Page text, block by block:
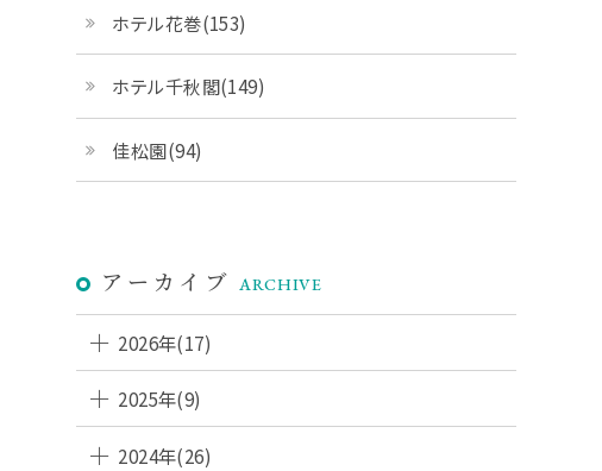
ホテル花巻(153)
ホテル千秋閣(149)
佳松園(94)
アーカイブ ARCHIVE
2026年(17)
2025年(9)
2024年(26)